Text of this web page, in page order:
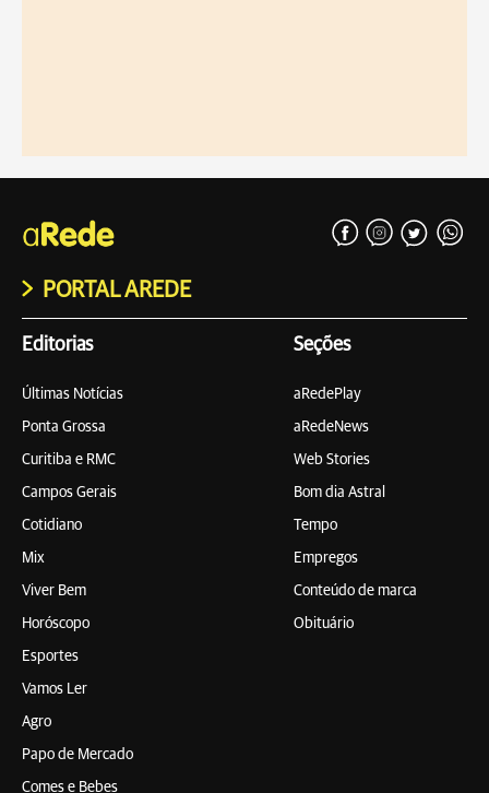
PORTAL AREDE
Editorias
Últimas Notícias
Ponta Grossa
Curitiba e RMC
Campos Gerais
Cotidiano
Mix
Viver Bem
Horóscopo
Esportes
Vamos Ler
Agro
Papo de Mercado
Comes e Bebes
Seções
aRedePlay
aRedeNews
Web Stories
Bom dia Astral
Tempo
Empregos
Conteúdo de marca
Obituário